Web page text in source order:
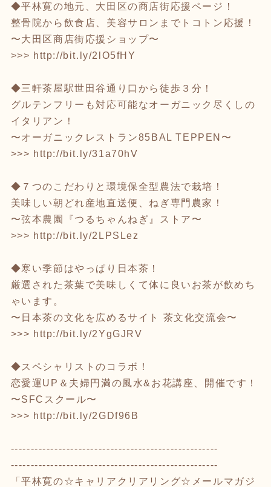
◆平林寛の地元、大田区の商店街応援ページ！
整骨院から飲食店、美容サロンまでトコトン応援！
〜大田区商店街応援ショップ〜
>>> http://bit.ly/2lO5fHY
◆三軒茶屋駅世田谷通り口から徒歩３分！
グルテンフリーも対応可能なオーガニック尽くしの
イタリアン！
〜オーガニックレストラン85BAL TEPPEN〜
>>> http://bit.ly/31a70hV
◆７つのこだわりと環境保全型農法で栽培！
美味しい朝どれ産地直送便、ねぎ専門農家！
〜弦本農園『つるちゃんねぎ』ストア〜
>>> http://bit.ly/2LPSLez
◆寒い季節はやっぱり日本茶！
厳選された茶葉で美味しくて体に良いお茶が飲めち
ゃいます。
〜日本茶の文化を広めるサイト 茶文化交流会〜
>>> http://bit.ly/2YgGJRV
◆スペシャリストのコラボ！
恋愛運UP＆夫婦円満の風水&お花講座、開催です！
〜SFCスクール〜
>>> http://bit.ly/2GDf96B
----------------------------------------------------
----------------------------------------------------
「平林寛の☆キャリアクリアリング☆メールマガジ